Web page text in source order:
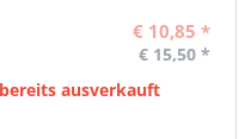
€ 10,85 *
€ 15,50 *
ausverkauft